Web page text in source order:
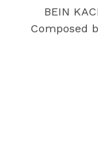
BEIN
Composed